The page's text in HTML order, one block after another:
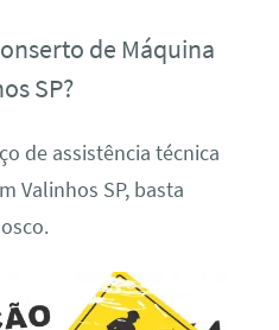
de Máquina
SP?
de assistência técnica
Valinhos SP, basta